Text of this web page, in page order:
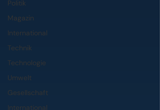
Politik
Magazin
International
Technik
Technologie
Umwelt
Gesellschaft
International